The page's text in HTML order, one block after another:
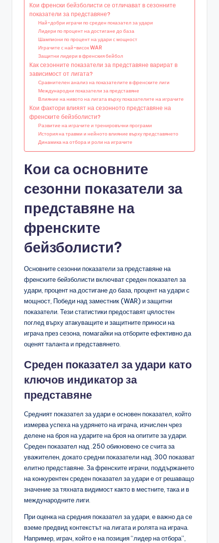
Кои френски бейзболисти се отличават в сезонните
показатели за представяне?
Най-добри играчи по среден показател за удари
Лидери по процент на достигане до база
Шампиони по процент на удари с мощност
Играчите с най-висок WAR
Защитни лидери в френския бейбол
Как сезонните показатели за представяне варират в
зависимост от лигата?
Сравнителен анализ на показателите в френските лиги
Международни показатели за представяне
Влияние на нивото на лигата върху показателите на играчите
Кои фактори влияят на сезонното представяне на
френските бейзболисти?
Развитие на играчите и тренировъчни програми
История на травми и нейното влияние върху представянето
Динамика на отбора и роли на играчите
Кои са основните
сезонни показатели за
представяне на
френските
бейзболисти?
Основните сезонни показатели за представяне на
френските бейзболисти включват среден показател за
удари, процент на достигане до база, процент на удари с
мощност, Победи над заместник (WAR) и защитни
показатели. Тези статистики предоставят цялостен
поглед върху атакуващите и защитните приноси на
играча през сезона, помагайки на отборите ефективно да
оценят таланта и представянето.
Среден показател за удари като
ключов индикатор за
представяне
Средният показател за удари е основен показател, който
измерва успеха на удрянето на играча, изчислен чрез
делене на броя на ударите на броя на опитите за удари.
Среден показател над .250 обикновено се счита за
уважителен, докато средни показатели над .300 показват
елитно представяне. За френските играчи, поддържането
на конкурентен среден показател за удари е от решаващо
значение за тяхната видимост както в местните, така и в
международните лиги.
При оценка на средния показател за удари, е важно да се
вземе предвид контекстът на лигата и ролята на играча.
Например, играч, който е на позиция “лидер на отбора”,